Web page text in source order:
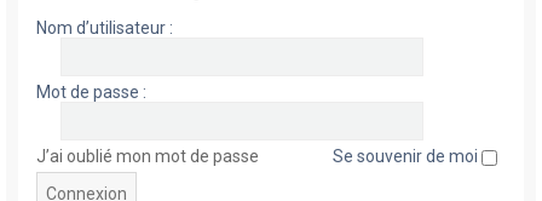
Nom d’utilisateur :
Mot de passe :
J’ai oublié mon mot de passe Se souvenir de moi